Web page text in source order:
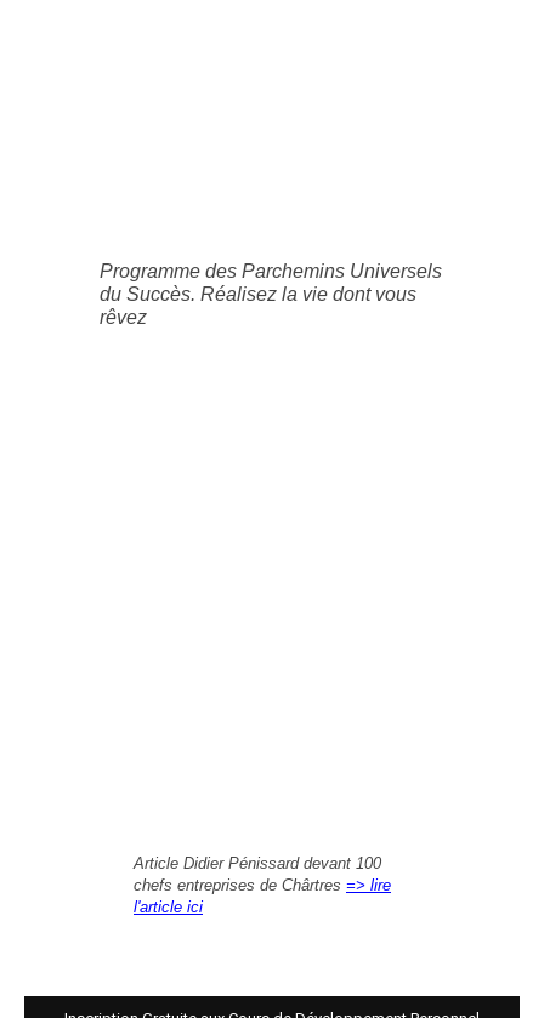
Programme des Parchemins Universels
du Succès. Réalisez la vie dont vous
rêvez
Article Didier Pénissard devant 100
chefs entreprises de Chârtres => lire
l'article ici